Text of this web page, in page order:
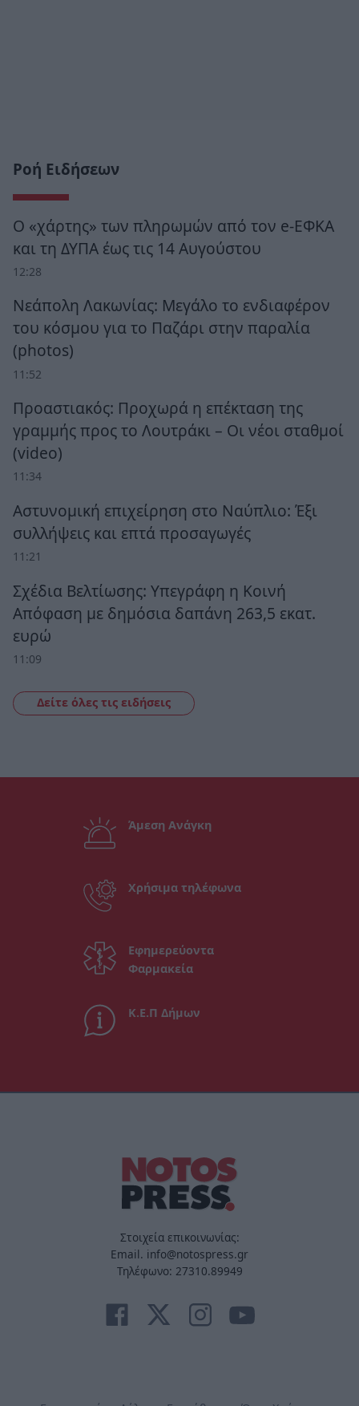
Ροή Ειδήσεων
Ο «χάρτης» των πληρωμών από τον e-ΕΦΚΑ
και τη ΔΥΠΑ έως τις 14 Αυγούστου
12:28
Νεάπολη Λακωνίας: Μεγάλο το ενδιαφέρον
του κόσμου για το Παζάρι στην παραλία
(photos)
11:52
Προαστιακός: Προχωρά η επέκταση της
γραμμής προς το Λουτράκι – Οι νέοι σταθμοί
(video)
11:34
Αστυνομική επιχείρηση στο Ναύπλιο: Έξι
συλλήψεις και επτά προσαγωγές
11:21
Σχέδια Βελτίωσης: Υπεγράφη η Κοινή
Απόφαση με δημόσια δαπάνη 263,5 εκατ.
ευρώ
11:09
Δείτε όλες τις ειδήσεις
Άμεση Ανάγκη
Χρήσιμα τηλέφωνα
Εφημερεύοντα
Φαρμακεία
Κ.Ε.Π Δήμων
Στοιχεία επικοινωνίας:
Email. info@notospress.gr
Τηλέφωνο: 27310.89949